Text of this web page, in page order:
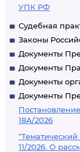
УПК РФ
Судебная
Законы
Документы
Документы
Документы
Документы
18А/2026
11/2026. О